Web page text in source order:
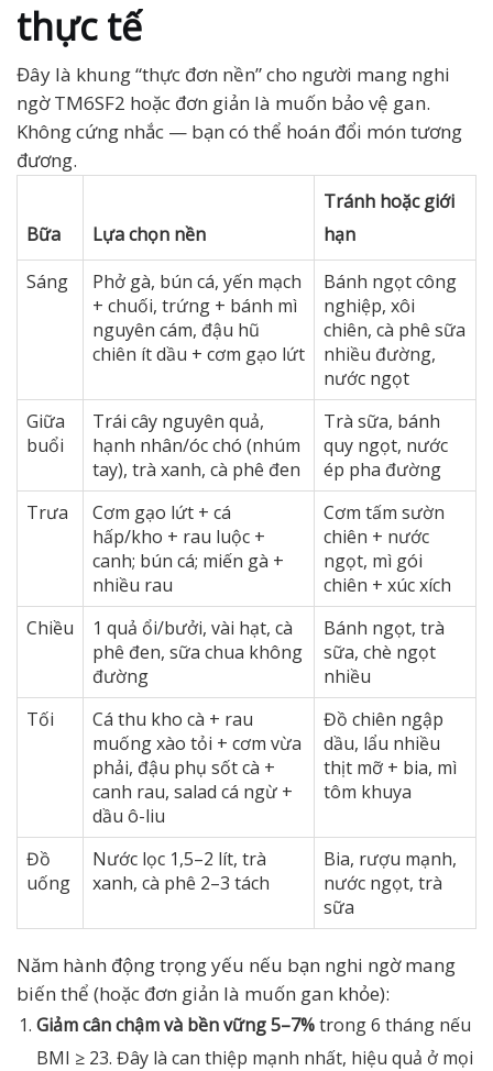
thực tế
Đây là khung “thực đơn nền” cho người mang nghi
ngờ TM6SF2 hoặc đơn giản là muốn bảo vệ gan.
Không cứng nhắc — bạn có thể hoán đổi món tương
đương.
Bữa Lựa chọn nền
Tránh hoặc giới
hạn
Sáng
Phở gà, bún cá, yến mạch
+ chuối, trứng + bánh mì
nguyên cám, đậu hũ
chiên ít dầu + cơm gạo lứt
Bánh ngọt công
nghiệp, xôi
chiên, cà phê sữa
nhiều đường,
nước ngọt
Giữa
buổi
Trái cây nguyên quả,
hạnh nhân/óc chó (nhúm
tay), trà xanh, cà phê đen
Trà sữa, bánh
quy ngọt, nước
ép pha đường
Trưa
Cơm gạo lứt + cá
hấp/kho + rau luộc +
canh; bún cá; miến gà +
nhiều rau
Cơm tấm sườn
chiên + nước
ngọt, mì gói
chiên + xúc xích
Chiều
1 quả ổi/bưởi, vài hạt, cà
phê đen, sữa chua không
đường
Bánh ngọt, trà
sữa, chè ngọt
nhiều
Tối
Cá thu kho cà + rau
muống xào tỏi + cơm vừa
phải, đậu phụ sốt cà +
canh rau, salad cá ngừ +
dầu ô-liu
Đồ chiên ngập
dầu, lẩu nhiều
thịt mỡ + bia, mì
tôm khuya
Đồ
uống
Nước lọc 1,5–2 lít, trà
xanh, cà phê 2–3 tách
Bia, rượu mạnh,
nước ngọt, trà
sữa
Năm hành động trọng yếu nếu bạn nghi ngờ mang
biến thể (hoặc đơn giản là muốn gan khỏe):
Giảm cân chậm và bền vững 5–7%trong 6 tháng nếu
BMI ≥ 23. Đây là can thiệp mạnh nhất, hiệu quả ở mọi